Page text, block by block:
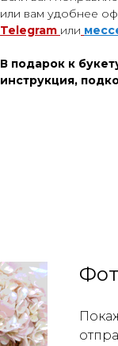
или вам удобнее
Telegram или
В подарок к
инструкция,